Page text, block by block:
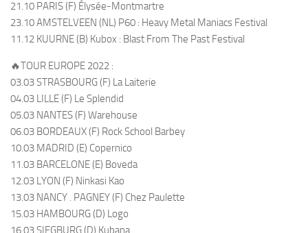
21.10 PARIS (F) Élysée-Montmartre
23.10 AMSTELVEEN (NL) P60 : Heavy Metal Maniacs Festival
11.12 KUURNE (B) Kubox : Blast From The Past Festival
🔥TOUR EUROPE 2022 :
03.03 STRASBOURG (F) La Laiterie
04.03 LILLE (F) Le Splendid
05.03 NANTES (F) Warehouse
06.03 BORDEAUX (F) Rock School Barbey
10.03 MADRID (E) Copernico
11.03 BARCELONE (E) Boveda
12.03 LYON (F) Ninkasi Kao
13.03 NANCY . PAGNEY (F) Chez Paulette
15.03 HAMBOURG (D) Logo
16.03 SIEGBURG (D) Kubana